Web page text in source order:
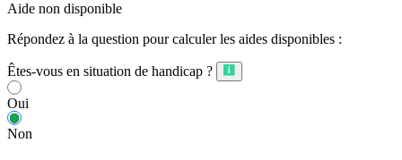
Aide non disponible
Répondez à la question pour calculer les aides disponibles :
Êtes-vous en situation de handicap ?
Oui
Non